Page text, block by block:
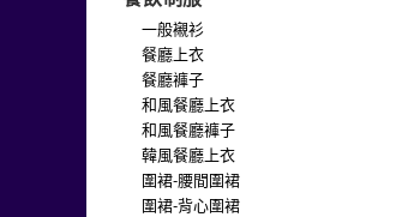
一般襯衫
餐廳上衣
餐廳褲子
和風餐廳上衣
和風餐廳褲子
韓風餐廳上衣
圍裙-腰間圍裙
圍裙-背心圍裙